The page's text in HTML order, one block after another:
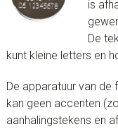
is
De
kunt kleine letters en
De apparatuur van de
kan geen accenten
aanhalingstekens en